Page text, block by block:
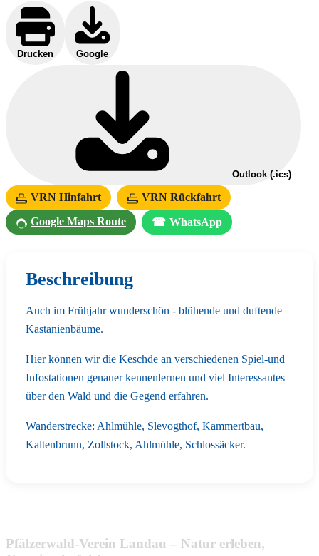
Drucken Google
Outlook (.ics)
VRN Hinfahrt VRN Rückfahrt
Google Maps Route ☎ WhatsApp
Beschreibung
Auch im Frühjahr wunderschön - blühende und duftende
Kastanienbäume.
Hier können wir die Keschde an verschiedenen Spiel-und
Infostationen genauer kennenlernen und viel Interessantes
über den Wald und die Gegend erfahren.
Wanderstrecke: Ahlmühle, Slevogthof, Kammertbau,
Kaltenbrunn, Zollstock, Ahlmühle, Schlossäcker.
Pfälzerwald-Verein Landau – Natur erleben,